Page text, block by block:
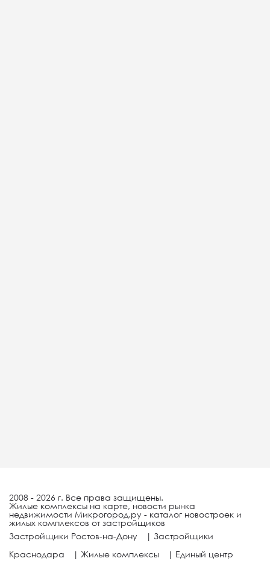
2008 - 2026 г. Все права защищены.
Жилые комплексы на карте, новости рынка
недвижимости Микрогород.ру - каталог новостроек и
жилых комплексов от застройщиков
Застройщики Ростов-на-Дону
| Застройщики
Краснодара
| Жилые комплексы | Единый центр